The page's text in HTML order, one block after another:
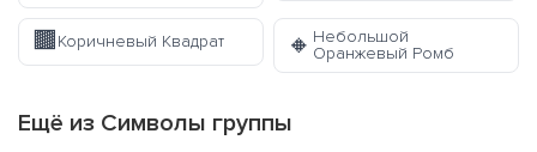
🟫Коричневый Квадрат 🔸 Небольшой
Оранжевый Ромб
Ещё из Символы группы